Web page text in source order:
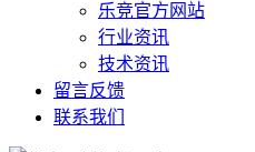
乐竞官方网站
行业资讯
技术资讯
留言反馈
联系我们